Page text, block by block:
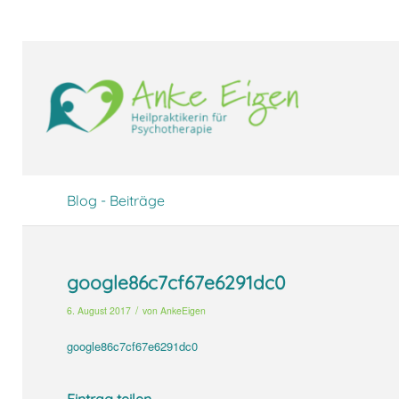
Blog - Beiträge
google86c7cf67e6291dc0
6. August 2017 / von AnkeEigen
google86c7cf67e6291dc0